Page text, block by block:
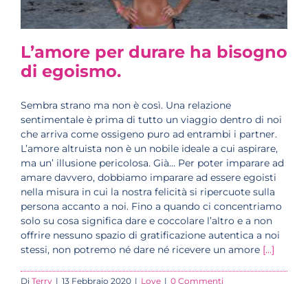
L’amore per durare ha bisogno
di egoismo.
Sembra strano ma non è così. Una relazione
sentimentale è prima di tutto un viaggio dentro di noi
che arriva come ossigeno puro ad entrambi i partner.
L’amore altruista non è un nobile ideale a cui aspirare,
ma un’ illusione pericolosa. Già… Per poter imparare ad
amare davvero, dobbiamo imparare ad essere egoisti
nella misura in cui la nostra felicità si ripercuote sulla
persona accanto a noi. Fino a quando ci concentriamo
solo su cosa significa dare e coccolare l’altro e a non
offrire nessuno spazio di gratificazione autentica a noi
stessi, non potremo né dare né ricevere un amore [...]
Di Terry | 13 Febbraio 2020 | Love | 0 Commenti